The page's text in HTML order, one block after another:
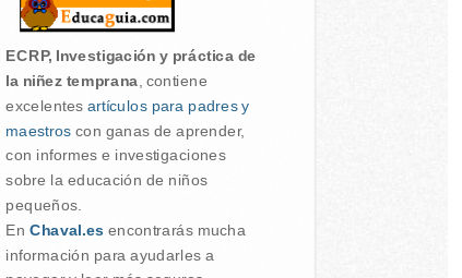
ECRP, Investigación y práctica de
la niñez temprana, contiene
excelentes artículos para padres y
maestros con ganas de aprender,
con informes e investigaciones
sobre la educación de niños
pequeños.
En Chaval.es encontrarás mucha
información para ayudarles a